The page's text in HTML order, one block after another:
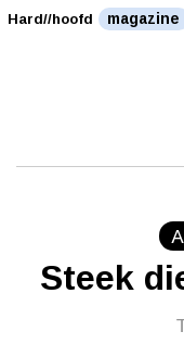
Hard//hoofd magazine
Steek